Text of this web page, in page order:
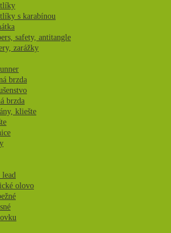
s karabínou
safety, antitangle
zarážky
brzda
brzda
kliešte
olovo